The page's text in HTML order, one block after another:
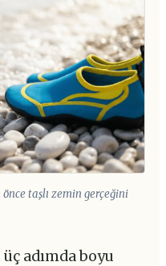
taşlı zemin gerçeğini
adımda boyu